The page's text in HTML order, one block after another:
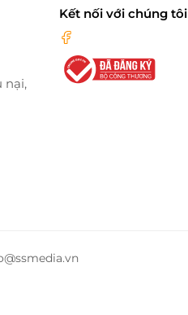
nại,
Kết nối với chúng tôi